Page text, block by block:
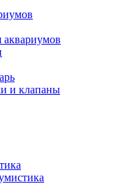
аквариумов
и клапаны